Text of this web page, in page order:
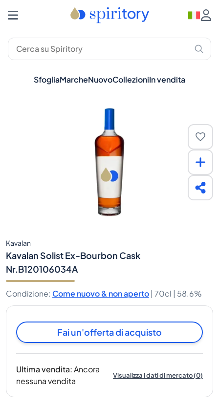
SfogliaMarcheNuovoCollezioniIn vendita
Kavalan
Kavalan Solist Ex-Bourbon Cask
Nr.B120106034A
Condizione: Come nuovo & non aperto | 70cl | 58.6%
Fai un'offerta di acquisto
Ultima vendita:Ancora
nessuna vendita
Visualizza i dati di mercato(0)